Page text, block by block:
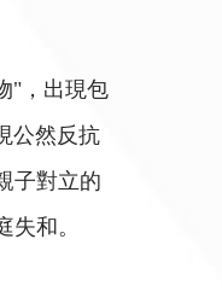
"，出現包
公然反抗
子對立的
和。